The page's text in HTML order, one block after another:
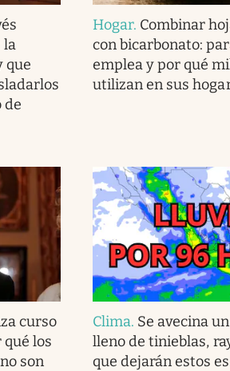
la
que
de
Hogar. Combinar
con bicarbonato:
emplea y por qué
utilizan en sus
curso
los
son
Clima. Se avecina
lleno de tinieblas,
que dejarán estos